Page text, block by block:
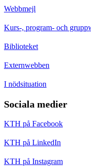
Webbmejl
Kurs-, program- och
Biblioteket
Externwebben
I nödsituation
Sociala medier
KTH på Facebook
KTH på LinkedIn
KTH på Instagram